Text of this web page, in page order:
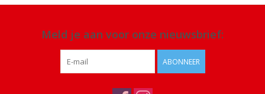
Meld je aan voor onze nieuwsbrief:
ABONNEER